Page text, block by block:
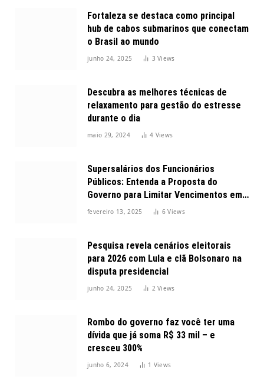
Fortaleza se destaca como principal
hub de cabos submarinos que conectam
o Brasil ao mundo
junho 24, 2025 3Views
Descubra as melhores técnicas de
relaxamento para gestão do estresse
durante o dia
maio 29, 2024 4 Views
Supersalários dos Funcionários
Públicos: Entenda a Proposta do
Governo para Limitar Vencimentos em
2025
fevereiro 13, 2025 6Views
Pesquisa revela cenários eleitorais
para 2026 com Lula e clã Bolsonaro na
disputa presidencial
junho 24, 2025 2Views
Rombo do governo faz você ter uma
dívida que já soma R$ 33 mil – e
cresceu 300%
junho 6, 2024 1 Views